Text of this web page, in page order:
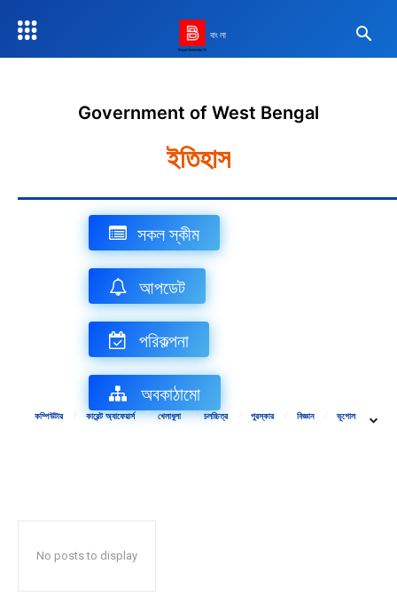
বাংলা
Government of West Bengal
ইতিহাস
সকল স্কীম
আপডেট
পরিকল্পনা
অবকাঠামো
কম্পিউটার কারেন্ট অ্যাফেয়ার্স খেলাধুলা চলচ্চিত্র পুরস্কার বিজ্ঞান ভূগোল
No posts to display